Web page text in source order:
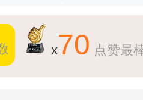
x70 点赞最